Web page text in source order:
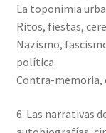
La toponimia
Ritos, fiestas,
Nazismo,
política.
Contra-memoria,
6. Las narrativas